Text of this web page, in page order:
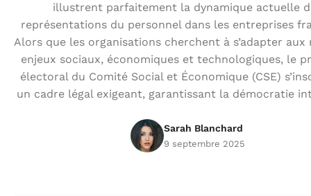
illustrent parfaitement la dynamique actuelle
représentations du personnel dans les entreprises
Alors que les organisations cherchent à s’adapter aux
enjeux sociaux, économiques et technologiques, le
électoral du Comité Social et Économique (CSE)
un cadre légal exigeant, garantissant la démocratie
Sarah Blanchard
9 septembre 2025